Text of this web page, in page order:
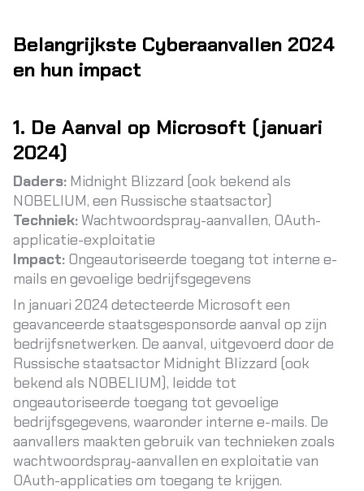
Belangrijkste Cyberaanvallen 2024
en hun impact
1. De Aanval op Microsoft (januari
2024)
Daders: Midnight Blizzard (ook bekend als
NOBELIUM, een Russische staatsactor)
Techniek: Wachtwoordspray-aanvallen, OAuth-
applicatie-exploitatie
Impact: Ongeautoriseerde toegang tot interne e-
mails en gevoelige bedrijfsgegevens
In januari 2024 detecteerde Microsoft een
geavanceerde staatsgesponsorde aanval op zijn
bedrijfsnetwerken. De aanval, uitgevoerd door de
Russische staatsactor Midnight Blizzard (ook
bekend als NOBELIUM), leidde tot
ongeautoriseerde toegang tot gevoelige
bedrijfsgegevens, waaronder interne e-mails. De
aanvallers maakten gebruik van technieken zoals
wachtwoordspray-aanvallen en exploitatie van
OAuth-applicaties om toegang te krijgen.